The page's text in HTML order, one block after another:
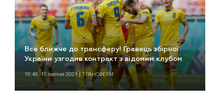
Все ближче до трансферу! Гравець збірної
України узгодив контракт з відомим клубом
10:49, 15 липня 2021 | ТРАНСФЕРИ